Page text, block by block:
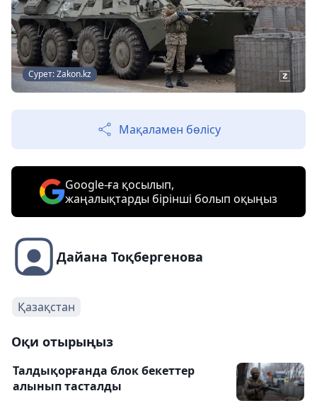
Сурет: Zakon.kz
Мақаламен бөлісу
Google-ға қосылып,
жаңалықтарды бірінші болып оқыңыз
Дайана Тоқбергенова
Қазақстан
Оқи отырыңыз
Талдықорғанда блок бекеттер
алынып тасталды